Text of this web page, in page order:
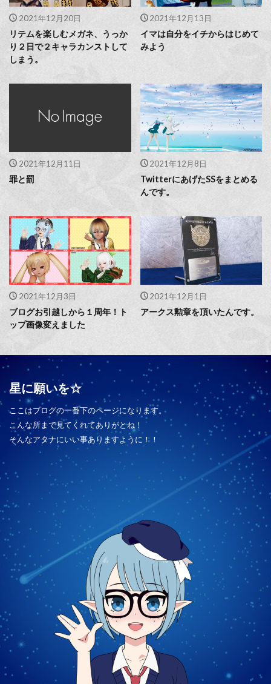
2021年12月20日
リテムを楽しむメガネ、うっか
り２日で２キャラカンストして
しまう。
2021年12月13日
イマは自分をイチからはじめて
みよう
2021年12月11日
罪と罰
2021年12月8日
TwitterにあげたSSをまとめる
んです。
2021年12月3日
ブログお引越しから１周年！ト
ップ画像変えました
2021年12月1日
アークス勲章を頂いたんです。
星に願いを☆
ここはブログの一番下のページになります。
こんな所まで見てくれてありがとね！
そんなアタナにいい事ありますように！！